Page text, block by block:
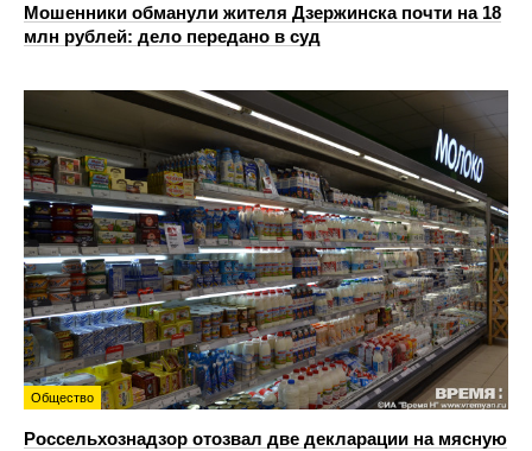
Мошенники обманули жителя Дзержинска почти на 18
млн рублей: дело передано в суд
Общество
Россельхознадзор отозвал две декларации на мясную